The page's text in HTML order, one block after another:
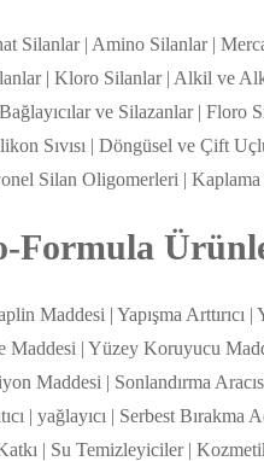
Silanlar | Amino Silanlar |
| Kloro Silanlar | Alkil ve
ve Silazanlar |
Sıvısı | Döngüsel ve Çift
Silan Oligomerleri | Kaplama
Formula
Maddesi | Yapışma
Maddesi | Yüzey Koruyucu
Maddesi | Sonlandırma
| yağlayıcı | Serbest
| Su Temizleyiciler |